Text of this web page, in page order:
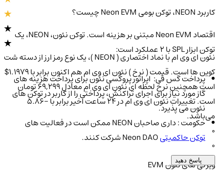
کاربرد NEON، توکن بومی Neon EVM چیست؟
اقتصاد Neon EVM مبتنی بر هزینه است. توکن نئون، NEON، یک
توکن ابزار SPL با 2 عملکرد است:
پرداخت گس فی: اپراتور پروکسی نئون برای پرداخت هزینه های
گاز مورد نیاز برای اجرای تراکنش، پرداختی را از کاربر در توکن های
نئون می پذیرد.
حکومت : داری صاحبان NEON ممکن است در فعالیت های
توکن حاکمیتیNeon DAO شرکت کنند.
ویژگی های نئون EVM
نئون ای وی ام با نماد اختصاری ( NEON )، یک نوع رمز ارز از دسته شت
کوین ها است. قیمت ( نرخ ) نئون ای وی ام هم اکنون برابر با 1.1979$
است همچنین نرخ لحظه ای نئون ای وی ام معادل 69,299 تومان
است. تغییرات نئون ای وی ام در ۲۴ ساعت اخیر برابر با -5.86
می‌باشد.
پاسخ دهید